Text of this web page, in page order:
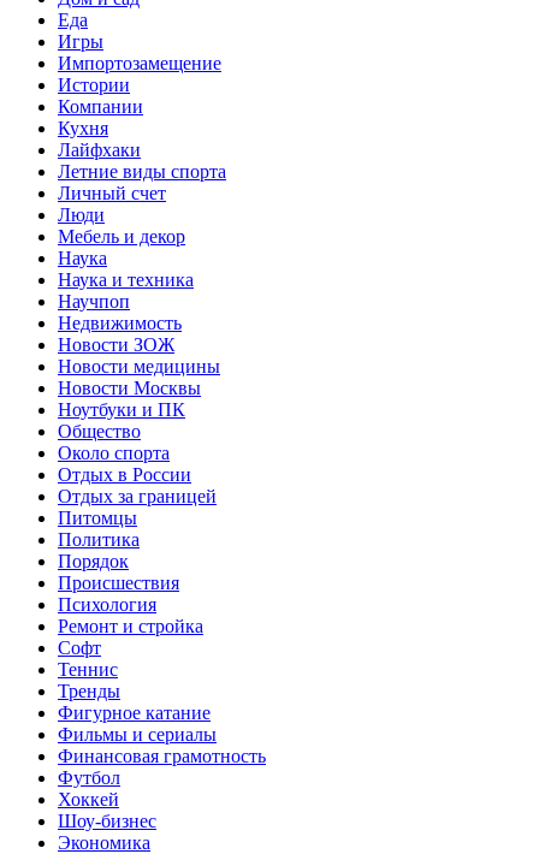
Еда
Игры
Импортозамещение
Истории
Компании
Кухня
Лайфхаки
Летние виды спорта
Личный счет
Люди
Мебель и декор
Наука
Наука и техника
Научпоп
Недвижимость
Новости ЗОЖ
Новости медицины
Новости Москвы
Ноутбуки и ПК
Общество
Около спорта
Отдых в России
Отдых за границей
Питомцы
Политика
Порядок
Происшествия
Психология
Ремонт и стройка
Софт
Теннис
Тренды
Фигурное катание
Фильмы и сериалы
Финансовая грамотность
Футбол
Хоккей
Шоу-бизнес
Экономика